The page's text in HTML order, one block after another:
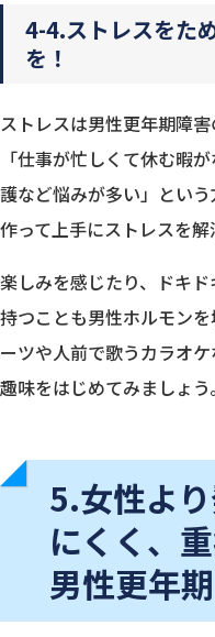
4-4.ストレスをた
を！
ストレスは男性更年期障害
「仕事が忙しくて休む暇
護など悩みが多い」とい
作って上手にストレスを解
楽しみを感じたり、ドキ
持つことも男性ホルモン
ーツや人前で歌うカラオ
趣味をはじめてみましょう。
5.女性よ
にくく、
男性更年